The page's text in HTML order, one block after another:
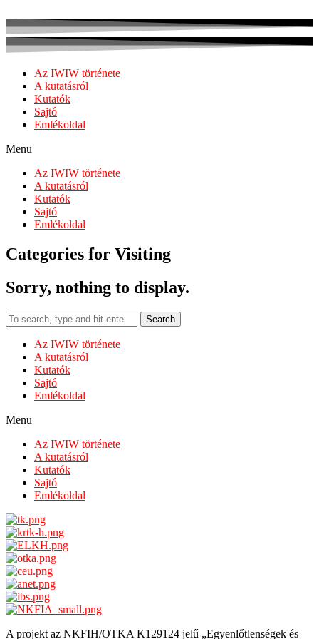
Az IWIW története
A kutatásról
Kutatók
Sajtó
Emlékoldal
Menu
Az IWIW története
A kutatásról
Kutatók
Sajtó
Emlékoldal
Categories for Visiting
Sorry, nothing to display.
Search
Az IWIW története
A kutatásról
Kutatók
Sajtó
Emlékoldal
Menu
Az IWIW története
A kutatásról
Kutatók
Sajtó
Emlékoldal
A projekt az NKFIH/OTKA K129124 jelű „Egyenlőtlenségek és